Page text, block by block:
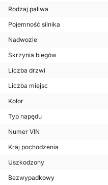
Rodzaj paliwa
Pojemność silnika
Nadwozie
Skrzynia biegów
Liczba drzwi
Liczba miejsc
Kolor
Typ napędu
Numer VIN
Kraj pochodzenia
Uszkodzony
Bezwypadkowy